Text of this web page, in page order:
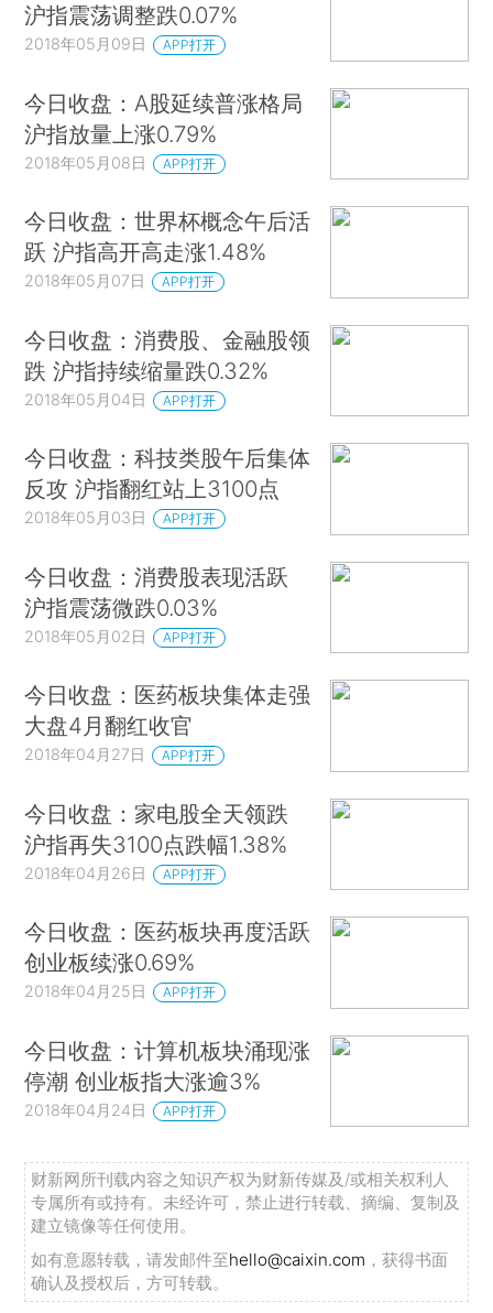
沪指震荡调整跌0.07%
2018年05月09日 APP打开
今日收盘：A股延续普涨格局
沪指放量上涨0.79%
2018年05月08日 APP打开
今日收盘：世界杯概念午后活
跃 沪指高开高走涨1.48%
2018年05月07日 APP打开
今日收盘：消费股、金融股领
跌 沪指持续缩量跌0.32%
2018年05月04日 APP打开
今日收盘：科技类股午后集体
反攻 沪指翻红站上3100点
2018年05月03日 APP打开
今日收盘：消费股表现活跃
沪指震荡微跌0.03%
2018年05月02日 APP打开
今日收盘：医药板块集体走强
大盘4月翻红收官
2018年04月27日 APP打开
今日收盘：家电股全天领跌
沪指再失3100点跌幅1.38%
2018年04月26日 APP打开
今日收盘：医药板块再度活跃
创业板续涨0.69%
2018年04月25日 APP打开
今日收盘：计算机板块涌现涨
停潮 创业板指大涨逾3%
2018年04月24日 APP打开
财新网所刊载内容之知识产权为财新传媒及/或相关权利人
专属所有或持有。未经许可，禁止进行转载、摘编、复制及
建立镜像等任何使用。
如有意愿转载，请发邮件至hello@caixin.com ，获得书面
确认及授权后，方可转载。